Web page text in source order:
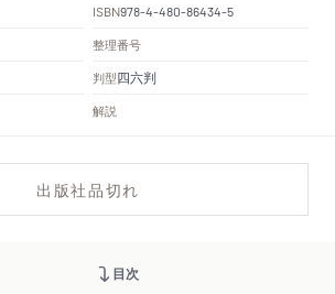
ISBN978-4-480-86434-5
整理番号
判型四六判
解説
出版社品切れ
目次